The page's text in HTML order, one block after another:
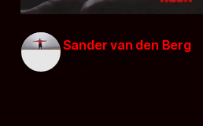
Sander van den Berg